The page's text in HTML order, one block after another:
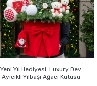
Yeni Yıl Hediyesi: Luxury Dev
Ayıcıklı Yılbaşı Ağacı Kutusu